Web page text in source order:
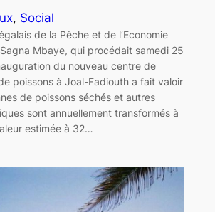
, Social
de la Pêche et de l’Economie
Mbaye, qui procédait samedi 25
du nouveau centre de
poissons à Joal-Fadiouth a fait valoir
de poissons séchés et autres
sont annuellement transformés à
estimée à 32…